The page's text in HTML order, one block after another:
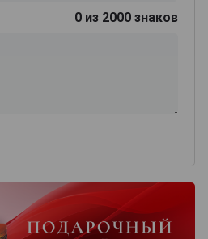
0 из 2000 знаков